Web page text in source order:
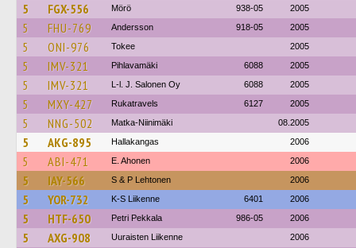
5 FGX-556 Mörö 938-05 2005
5 FHU-769 Andersson 918-05 2005
5 ONI-976 Tokee 2005
5 IMV-321 Pihlavamäki 6088 2005
5 IMV-321 L-l. J. Salonen Oy 6088 2005
5 MXY-427 Rukatravels 6127 2005
5 NNG-502 Matka-Niinimäki 08.2005
5 AKG-895 Hallakangas 2006
5 ABI-471 E. Ahonen 2006
5 IAY-566 S & P Lehtonen 2006
5 YOR-732 K-S Liikenne 6401 2006
5 HTF-650 Petri Pekkala 986-05 2006
5 AXG-908 Uuraisten Liikenne 2006